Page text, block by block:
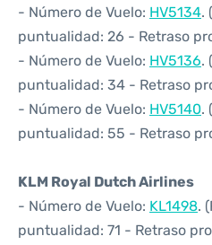
- Número de Vuelo: HV5134.
puntualidad: 26 - Retraso
- Número de Vuelo: HV5136.
puntualidad: 34 - Retraso
- Número de Vuelo: HV5140.
puntualidad: 55 - Retraso
KLM Royal Dutch Airlines
- Número de Vuelo: KL1498.
puntualidad: 71 - Retraso